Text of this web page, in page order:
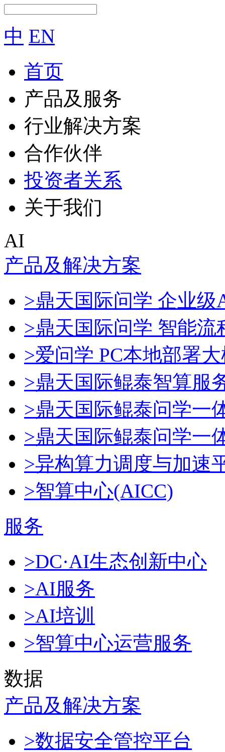
中 EN
首页
产品及服务
行业解决方案
合作伙伴
投资者关系
关于我们
AI
产品及解决方案
>鼎天国际问学 企业级
>鼎天国际问学 智能流
>爱问学 PC本地部署
>鼎天国际鲲泰智算服
>鼎天国际鲲泰问学一
>鼎天国际鲲泰问学一
>异构算力调度与加速
>智算中心(AICC)
服务
>DC·AI生态创新中心
>AI服务
>AI培训
>智算中心运营服务
数据
产品及解决方案
>数据安全管控平台